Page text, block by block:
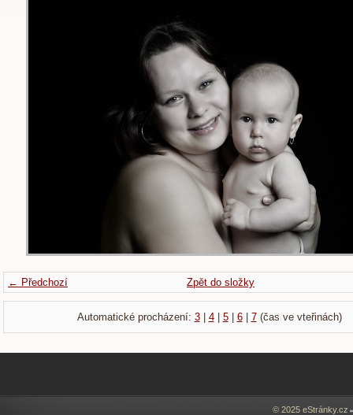
← Předchozí Zpět do složky
Automatické procházení: 3| 4| 5| 6| 7(čas ve vteřinách)
© 2025 eStránky.cz